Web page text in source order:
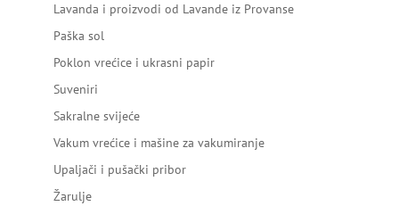
Lavanda i proizvodi od Lavande iz Provanse
Paška sol
Poklon vrećice i ukrasni papir
Suveniri
Sakralne svijeće
Vakum vrećice i mašine za vakumiranje
Upaljači i pušački pribor
Žarulje